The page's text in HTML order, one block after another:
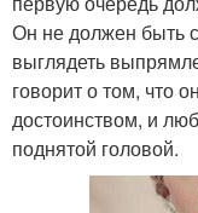
Он не должен быть
выглядеть
говорит о том, что
достоинством, и
поднятой головой.